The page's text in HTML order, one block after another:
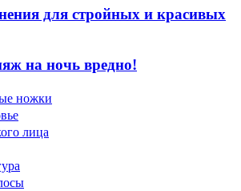
для стройных и красивых
на ночь вредно!
ножки
лица